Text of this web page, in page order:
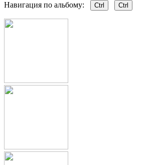
Навигация по альбому: Ctrl Ctrl